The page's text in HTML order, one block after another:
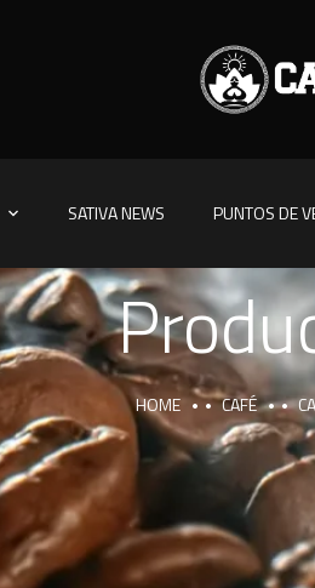
SATIVA NEWS PUNTOS DE
HOME CAFÉ